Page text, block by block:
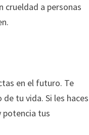
crueldad a personas
en el futuro. Te
tu vida. Si les haces
potencia tus